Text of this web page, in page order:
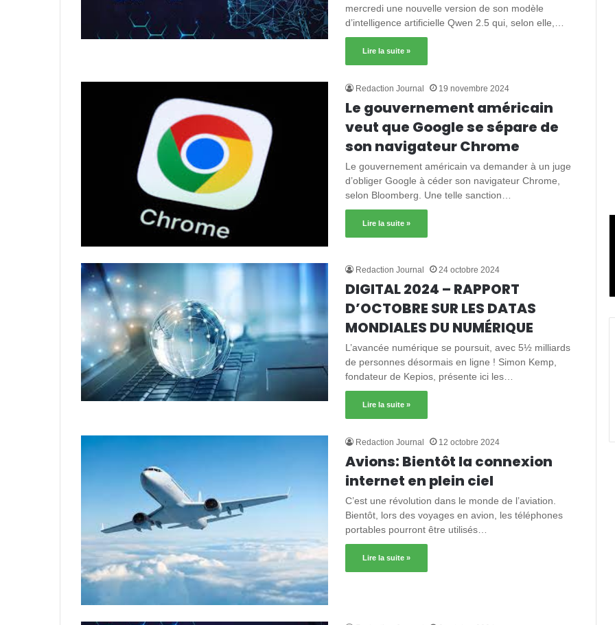
mercredi une nouvelle version de son modèle
d’intelligence artificielle Qwen 2.5 qui, selon elle,…
Lire la suite »
Redaction Journal 19 novembre 2024
Le gouvernement américain
veut que Google se sépare de
son navigateur Chrome
Le gouvernement américain va demander à un juge
d’obliger Google à céder son navigateur Chrome,
selon Bloomberg. Une telle sanction…
Lire la suite »
Redaction Journal 24 octobre 2024
DIGITAL 2024 – RAPPORT
D’OCTOBRE SUR LES DATAS
MONDIALES DU NUMÉRIQUE
L’avancée numérique se poursuit, avec 5½ milliards
de personnes désormais en ligne ! Simon Kemp,
fondateur de Kepios, présente ici les…
Lire la suite »
Redaction Journal 12 octobre 2024
Avions: Bientôt la connexion
internet en plein ciel
C’est une révolution dans le monde de l’aviation.
Bientôt, lors des voyages en avion, les téléphones
portables pourront être utilisés…
Lire la suite »